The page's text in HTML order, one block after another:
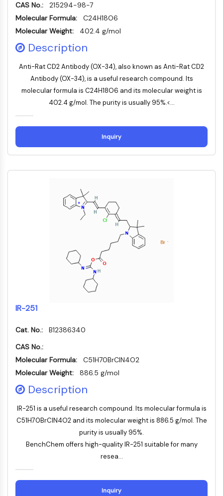
MAP4K
MEK
Raf
JNK
Ras
p38 MAPK
AUTOPHAGIE
Autophagie
Protéine Atg et apparentée à Atg
Kinase tyrosine non réceptrice
Synonymes : NRTK
Récepteur tyrosine kinase RTK
TRANSPORTEUR MEMBRANAIRE/CANAL
Transporteur membranaire/canal ionique
Transporteur membranaire
GPCR de classe C Synonymes : Famille
du glutamate
GPCR de classe B Synonymes: Famille
de la sécrétine
Related aux protéines G
GPCR de classe A Synonymes : Famille
de la rhodopsine
PROTAC
ByeTAC
CAS No.:
215294-98-7
Molecular Formula:
C24H18O6
Molecular Weight:
402.4 g/mol
Description
Anti-Rat CD2 Antibody (OX-34), also known as Anti-Rat CD2
Antibody (OX-34), is a useful research compound. Its
molecular formula is C24H18O6 and its molecular weight is
402.4 g/mol. The purity is usually 95%.<...
Inquiry
IR-251
Cat. No.:
B12386340
CAS No.:
Molecular Formula:
C51H70BrClN4O2
Molecular Weight:
886.5 g/mol
Description
IR-251 is a useful research compound. Its molecular formula is
C51H70BrClN4O2 and its molecular weight is 886.5 g/mol. The
purity is usually 95%.
BenchChem offers high-quality IR-251 suitable for many
resea...
Inquiry